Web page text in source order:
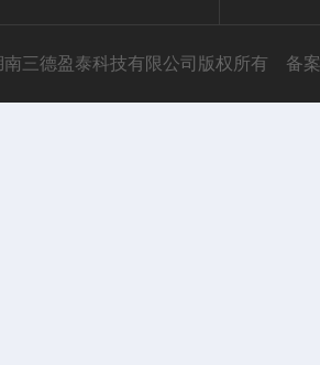
三德盈泰科技有限公司版权所有 备